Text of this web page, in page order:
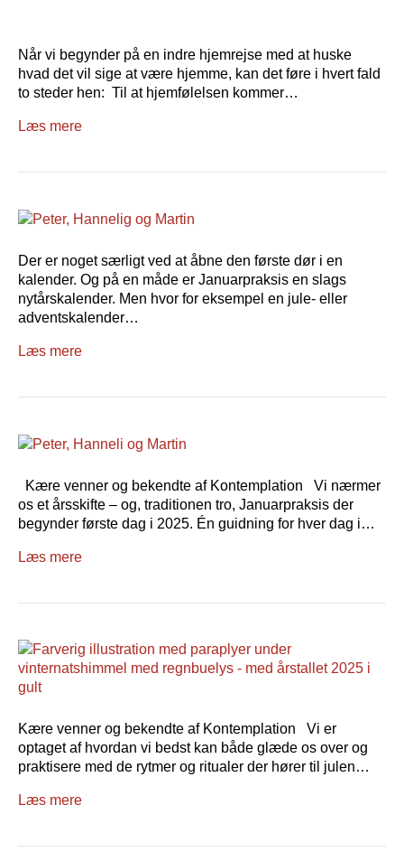
Når vi begynder på en indre hjemrejse med at huske
hvad det vil sige at være hjemme, kan det føre i hvert fald
to steder hen: Til at hjemfølelsen kommer…
Læs mere
Der er noget særligt ved at åbne den første dør i en
kalender. Og på en måde er Januarpraksis en slags
nytårskalender. Men hvor for eksempel en jule- eller
adventskalender…
Læs mere
Kære venner og bekendte af Kontemplation Vi nærmer
os et årsskifte – og, traditionen tro, Januarpraksis der
begynder første dag i 2025. Én guidning for hver dag i…
Læs mere
Kære venner og bekendte af Kontemplation Vi er
optaget af hvordan vi bedst kan både glæde os over og
praktisere med de rytmer og ritualer der hører til julen…
Læs mere